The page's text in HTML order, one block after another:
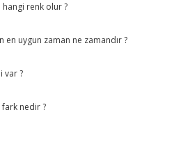
renk olur ?
uygun zaman ne zamandır ?
var ?
fark nedir ?